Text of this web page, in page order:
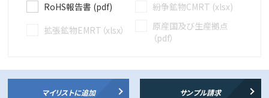
RoHS報告書 (pdf)
紛争鉱物CMRT (xlsx)
拡張鉱物EMRT（xlsx）
原産国及び生産拠点
（pdf）
マイリストに追加 サンプル請求